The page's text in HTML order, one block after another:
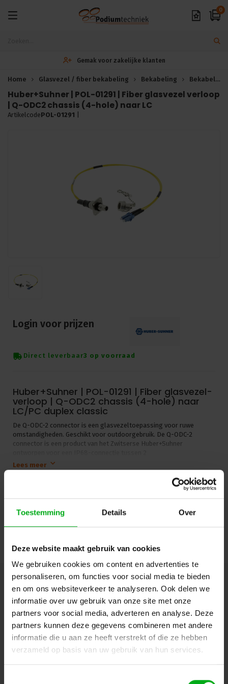
Toestemming Details Over
Deze website maakt gebruik van cookies
We gebruiken cookies om content en advertenties te
personaliseren, om functies voor social media te bieden
en om ons websiteverkeer te analyseren. Ook delen we
informatie over uw gebruik van onze site met onze
partners voor social media, adverteren en analyse. Deze
partners kunnen deze gegevens combineren met andere
informatie die u aan ze heeft verstrekt of die ze hebben
verzameld op basis van uw gebruik van hun services.
0
Gemak voor zakelijke klanten
Home Glasvezel / fiber bekabeling Bekabeling Bekabeling
Huber+Suhner | POL-01291 | Fiber glasvezel verloop
| Q-ODC2 chassis (4-hole) naar LC
ArtikelcodePOL-01291
Login voor prijzen
Direct leverbaar3 op voorraad
Huber+Suhner | POL-01291 | Fiber glasvezel-
verloop | Q-ODC2 chassis (4-hole) naar
LC/PC duplex classic
De Q-ODC-2 connector is een glasvezeltoepassing voor ruwe
omstandigheden. Geschikt voor outdoorgebruik. De Q-ODC-2
connector is een product van het Zwitserse Huber+Suhner
glasvezelaansluitingen. Het is de opvolger van de ODC met als
grote verschil de push-pull- in plaats van de schroef-bevestiging,
wat slijtage aan de lichtgeleiders verlaagd. Met de Q-ODC-2
ontstaat een betrouwbare connectie, die zeer geschikt om data over
lange afstanden met hoge snelheid te transporteren, bijvoorbeeld
dedicated videoverbindingen van bijv Blackmagic.
50cm pigtail, 1.9mm
Snap-on cap met ketting (metaal)
Outdoor waterdichte IP68-verbinding
Verbindt iedere switch met SFP-transceiver-module
Lees meer
Beschrijving en specificaties Downloads
FAQ en reviews
Hulp of advies nodig?Ons team staat graag voor